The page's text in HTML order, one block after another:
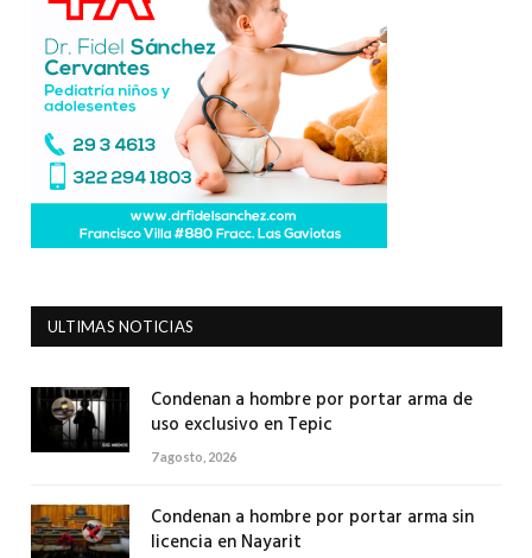
ULTIMAS NOTICIAS
Condenan a hombre por portar arma de
uso exclusivo en Tepic
7 agosto, 2026
Condenan a hombre por portar arma sin
licencia en Nayarit